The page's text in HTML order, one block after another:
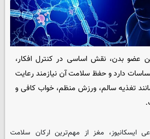
عضو بدن، نقش اساسی در کنترل افکار،
دارد و حفظ سلامت آن نیازمند رعایت
تغذیه سالم، ورزش منظم، خواب کافی و
ایسکانیوز، مغز از مهم‌ترین ارکان سلامت